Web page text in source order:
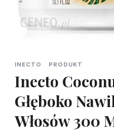
INECTO PRODUKT
Inecto
Głęboko
Włosów 300